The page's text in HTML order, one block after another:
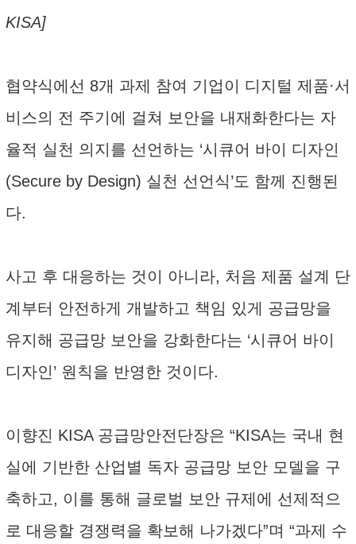
KISA]
협약식에선 8개 과제 참여 기업이 디지털 제품·서
비스의 전 주기에 걸쳐 보안을 내재화한다는 자
율적 실천 의지를 선언하는 ‘시큐어 바이 디자인
(Secure by Design) 실천 선언식’도 함께 진행된
다.
사고 후 대응하는 것이 아니라, 처음 제품 설계 단
계부터 안전하게 개발하고 책임 있게 공급망을
유지해 공급망 보안을 강화한다는 ‘시큐어 바이
디자인’ 원칙을 반영한 것이다.
이향진 KISA 공급망안전단장은 “KISA는 국내 현
실에 기반한 산업별 독자 공급망 보안 모델을 구
축하고, 이를 통해 글로벌 보안 규제에 선제적으
로 대응할 경쟁력을 확보해 나가겠다”며 “과제 수